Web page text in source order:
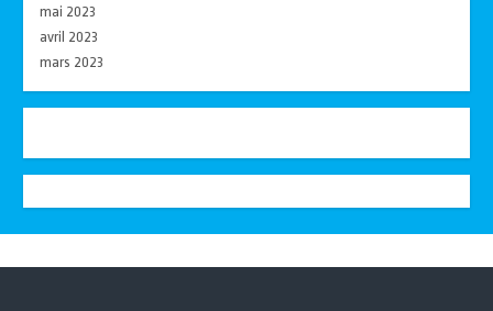
mai 2023
avril 2023
mars 2023